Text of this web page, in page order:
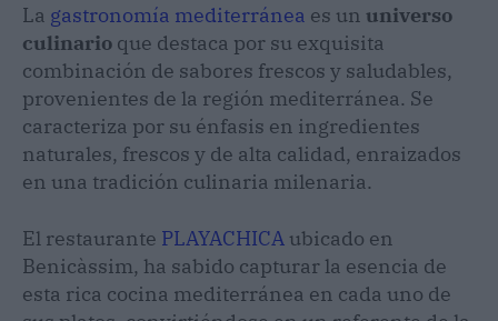
La gastronomía mediterránea es un universo
culinario que destaca por su exquisita
combinación de sabores frescos y saludables,
provenientes de la región mediterránea. Se
caracteriza por su énfasis en ingredientes
naturales, frescos y de alta calidad, enraizados
en una tradición culinaria milenaria.
El restaurante PLAYACHICA ubicado en
Benicàssim, ha sabido capturar la esencia de
esta rica cocina mediterránea en cada uno de